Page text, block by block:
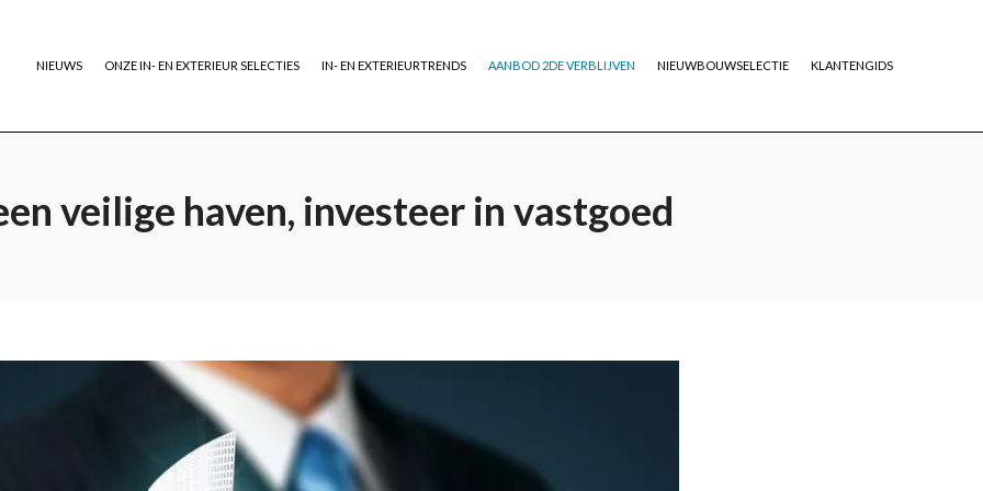
NIEUWS ONZE IN- EN EXTERIEUR SELECTIES IN- EN EXTERIEURTRENDS AANBOD 2DE VERBLIJVEN NIEUWBOUWSELECTIE KLANTENGIDS
veilige haven, investeer in vastgoed